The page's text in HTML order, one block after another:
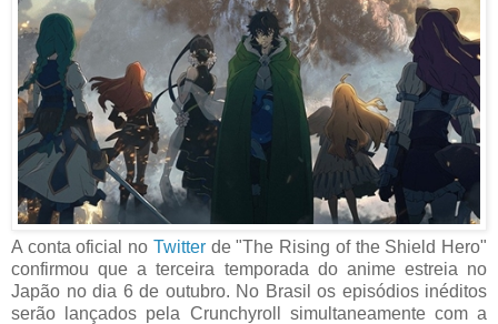
A conta oficial no Twitterde "The Rising of the Shield Hero"
confirmou que a terceira temporada do anime estreia no
Japão no dia 6 de outubro. No Brasil os episódios inéditos
serão lançados pela Crunchyroll simultaneamente com a